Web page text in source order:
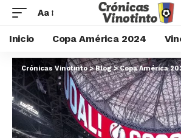
Aa
Inicio Copa América 2024
Crónicas Vinotinto>Blog>Copa América